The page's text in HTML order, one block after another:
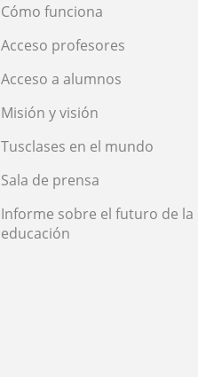
Cómo funciona
Acceso profesores
Acceso a alumnos
Misión y visión
Tusclases en el mundo
Sala de prensa
Informe sobre el futuro de la
educación